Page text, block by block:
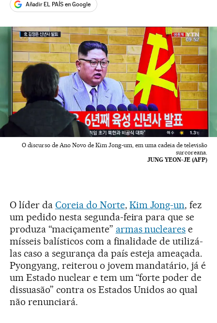
Añadir EL PAÍS en Google
O discurso de Ano Novo de Kim Jong-um, em uma cadeia de televisão
surcoreana.
JUNG YEON-JE (AFP)
O líder da Coreia do Norte,Kim Jong-un, fez
um pedido nesta segunda-feira para que se
produza “maciçamente” armas nucleares e
mísseis balísticos com a finalidade de utilizá-
las caso a segurança da país esteja ameaçada.
Pyongyang, reiterou o jovem mandatário, já é
um Estado nuclear e tem um “forte poder de
dissuasão” contra os Estados Unidos ao qual
não renunciará.